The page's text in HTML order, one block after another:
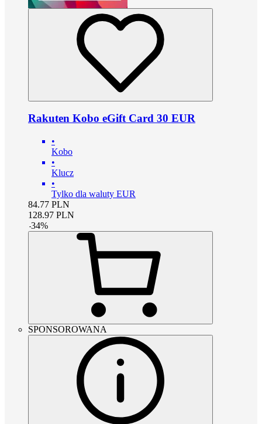
Rakuten Kobo eGift Card 30 EUR
•
Kobo
•
Klucz
•
Tylko dla waluty EUR
84.77 PLN
128.97 PLN
-34%
SPONSOROWANA